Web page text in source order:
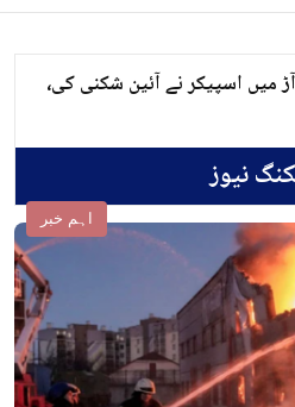
میں اسپیکر نے آئین شکنی کی،
نیوز
اہم خبر